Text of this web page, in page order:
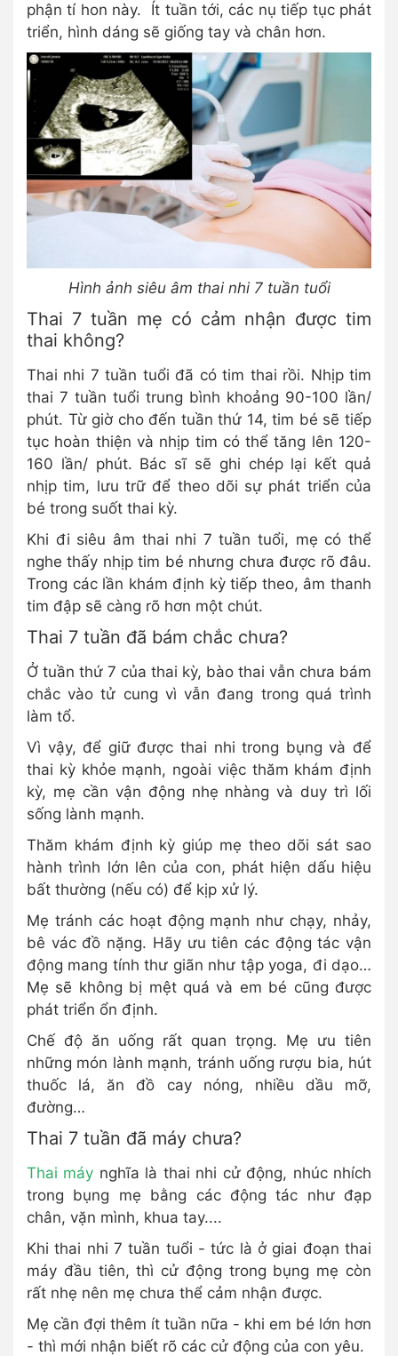
phận tí hon này. Ít tuần tới, các nụ tiếp tục phát
triển, hình dáng sẽ giống tay và chân hơn.
Hình ảnh siêu âm thai nhi 7 tuần tuổi
Thai 7 tuần mẹ có cảm nhận được tim
thai không?
Thai nhi 7 tuần tuổi đã có tim thai rồi. Nhịp tim
thai 7 tuần tuổi trung bình khoảng 90-100 lần/
phút. Từ giờ cho đến tuần thứ 14, tim bé sẽ tiếp
tục hoàn thiện và nhịp tim có thể tăng lên 120-
160 lần/ phút. Bác sĩ sẽ ghi chép lại kết quả
nhịp tim, lưu trữ để theo dõi sự phát triển của
bé trong suốt thai kỳ.
Khi đi siêu âm thai nhi 7 tuần tuổi, mẹ có thể
nghe thấy nhịp tim bé nhưng chưa được rõ đâu.
Trong các lần khám định kỳ tiếp theo, âm thanh
tim đập sẽ càng rõ hơn một chút.
Thai 7 tuần đã bám chắc chưa?
Ở tuần thứ 7 của thai kỳ, bào thai vẫn chưa bám
chắc vào tử cung vì vẫn đang trong quá trình
làm tổ.
Vì vậy, để giữ được thai nhi trong bụng và để
thai kỳ khỏe mạnh, ngoài việc thăm khám định
kỳ, mẹ cần vận động nhẹ nhàng và duy trì lối
sống lành mạnh.
Thăm khám định kỳ giúp mẹ theo dõi sát sao
hành trình lớn lên của con, phát hiện dấu hiệu
bất thường (nếu có) để kịp xử lý.
Mẹ tránh các hoạt động mạnh như chạy, nhảy,
bê vác đồ nặng. Hãy ưu tiên các động tác vận
động mang tính thư giãn như tập yoga, đi dạo…
Mẹ sẽ không bị mệt quá và em bé cũng được
phát triển ổn định.
Chế độ ăn uống rất quan trọng. Mẹ ưu tiên
những món lành mạnh, tránh uống rượu bia, hút
thuốc lá, ăn đồ cay nóng, nhiều dầu mỡ,
đường…
Thai 7 tuần đã máy chưa?
Thai máy nghĩa là thai nhi cử động, nhúc nhích
trong bụng mẹ bằng các động tác như đạp
chân, vặn mình, khua tay....
Khi thai nhi 7 tuần tuổi - tức là ở giai đoạn thai
máy đầu tiên, thì cử động trong bụng mẹ còn
rất nhẹ nên mẹ chưa thể cảm nhận được.
Mẹ cần đợi thêm ít tuần nữa - khi em bé lớn hơn
- thì mới nhận biết rõ các cử động của con yêu.